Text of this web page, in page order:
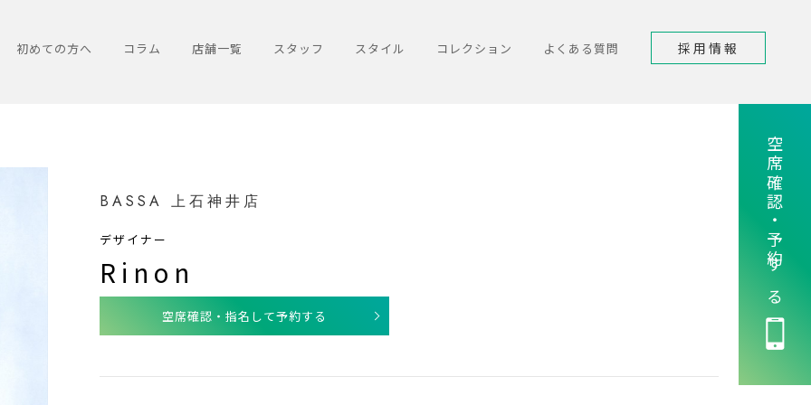
初めての方へ コラム 店舗一覧 スタッフ スタイル コレクション よくある質問 採用情報
BASSA 上石神井店
デザイナー
Rinon
空席確認・指名して予約する
空席確認・予約する